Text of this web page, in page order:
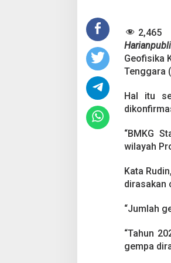
g
2
0
2
3
2,465
Geofisika
Tenggara
Hal itu
“BMKG
wilayah
Kata
dirasakan
“Jumlah
“Tahun
gempa